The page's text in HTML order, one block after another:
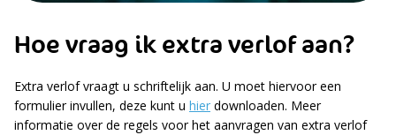
Hoe vraag ik extra verlof aan?
Extra verlof vraagt u schriftelijk aan. U moet hiervoor een
formulier invullen, deze kunt u hier downloaden. Meer
informatie over de regels voor het aanvragen van extra verlof